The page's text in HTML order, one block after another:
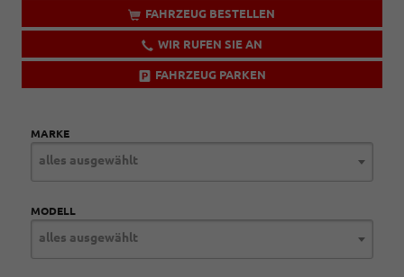
FAHRZEUG BESTELLEN
WIR RUFEN SIE AN
FAHRZEUG PARKEN
MARKE
alles ausgewählt
MODELL
alles ausgewählt